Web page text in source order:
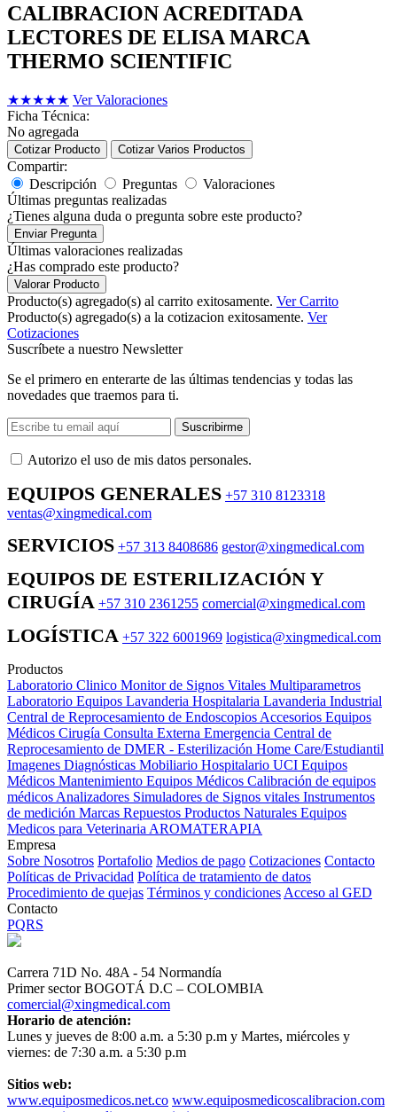
CALIBRACION ACREDITADA
LECTORES DE ELISA MARCA
THERMO SCIENTIFIC
★★★★★ Ver Valoraciones
Ficha Técnica:
No agregada
Cotizar Producto Cotizar Varios Productos
Compartir:
Descripción
Preguntas
Valoraciones
Últimas preguntas realizadas
¿Tienes alguna duda o pregunta sobre este producto?
Enviar Pregunta
Últimas valoraciones realizadas
¿Has comprado este producto?
Valorar Producto
Producto(s) agregado(s) al carrito exitosamente. Ver Carrito
Producto(s) agregado(s) a la cotizacion exitosamente. Ver
Cotizaciones
Suscríbete a nuestro Newsletter
Se el primero en enterarte de las últimas tendencias y todas las
novedades que traemos para ti.
Suscribirme
Autorizo ​​el uso de mis datos personales.
EQUIPOS GENERALES +57 310 8123318
ventas@xingmedical.com
SERVICIOS +57 313 8408686 gestor@xingmedical.com
EQUIPOS DE ESTERILIZACIÓN Y
CIRUGÍA +57 310 2361255 comercial@xingmedical.com
LOGÍSTICA +57 322 6001969 logistica@xingmedical.com
Productos
Laboratorio Clinico Monitor de Signos Vitales Multiparametros
Laboratorio Equipos Lavanderia Hospitalaria Lavanderia Industrial
Central de Reprocesamiento de Endoscopios Accesorios Equipos
Médicos Cirugía Consulta Externa Emergencia Central de
Reprocesamiento de DMER - Esterilización Home Care/Estudiantil
Imagenes Diagnósticas Mobiliario Hospitalario UCI Equipos
Médicos Mantenimiento Equipos Médicos Calibración de equipos
médicos Analizadores Simuladores de Signos vitales Instrumentos
de medición Marcas Repuestos Productos Naturales Equipos
Medicos para Veterinaria AROMATERAPIA
Empresa
Sobre Nosotros Portafolio Medios de pago Cotizaciones Contacto
Políticas de Privacidad Política de tratamiento de datos
Procedimiento de quejas Términos y condiciones Acceso al GED
Contacto
PQRS
Carrera 71D No. 48A - 54 Normandía
Primer sector BOGOTÁ D.C – COLOMBIA
comercial@xingmedical.com
Horario de atención:
Lunes y jueves de 8:00 a.m. a 5:30 p.m y Martes, miércoles y
viernes: de 7:30 a.m. a 5:30 p.m
Sitios web:
www.equiposmedicos.net.co www.equiposmedicoscalibracion.com